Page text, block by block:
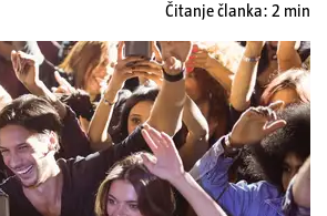
Čitanje članka: 2 min